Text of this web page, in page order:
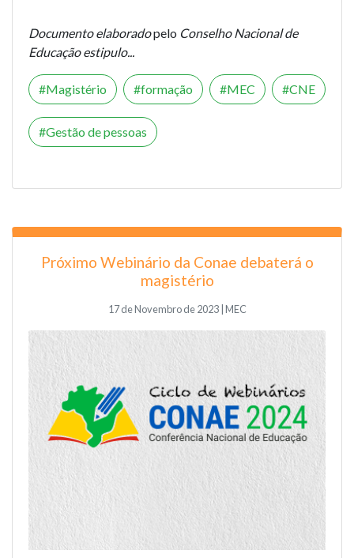
Documento elaboradopelo Conselho Nacional de
Educação estipulo...
Magistério formação MEC CNE
Gestão de pessoas
Próximo Webinário da Conae debaterá o
magistério
17 de Novembro de 2023 | MEC